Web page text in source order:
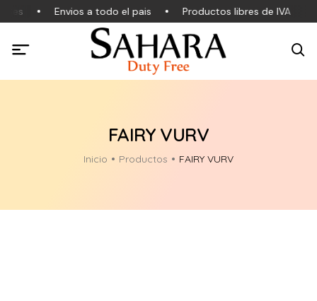
Envios a todo el pais Productos libres de IVA
FAIRY VURV
Inicio Productos FAIRY VURV